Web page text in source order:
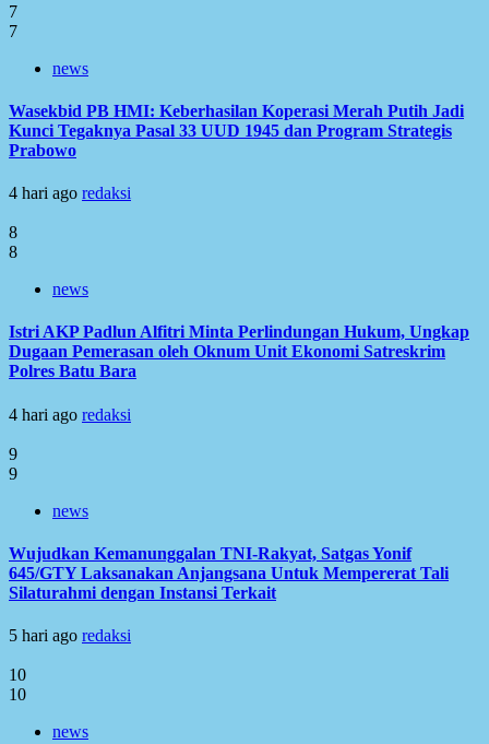
7
7
news
Wasekbid PB HMI: Keberhasilan Koperasi Merah Putih Jadi
Kunci Tegaknya Pasal 33 UUD 1945 dan Program Strategis
Prabowo
4 hari ago redaksi
8
8
news
Istri AKP Padlun Alfitri Minta Perlindungan Hukum, Ungkap
Dugaan Pemerasan oleh Oknum Unit Ekonomi Satreskrim
Polres Batu Bara
4 hari ago redaksi
9
9
news
Wujudkan Kemanunggalan TNI-Rakyat, Satgas Yonif
645/GTY Laksanakan Anjangsana Untuk Mempererat Tali
Silaturahmi dengan Instansi Terkait
5 hari ago redaksi
10
10
news